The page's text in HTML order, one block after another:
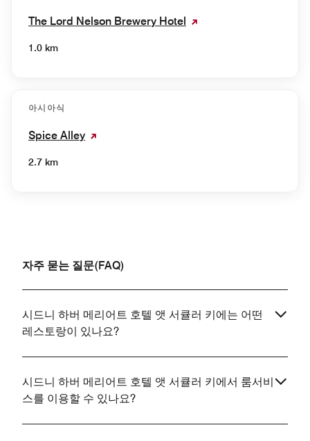
The Lord Nelson Brewery Hotel
1.0 km
아시아식
Spice Alley
2.7 km
자주 묻는 질문(FAQ)
시드니 하버 메리어트 호텔 앳 서큘러 키에는 어떤
레스토랑이 있나요?
시드니 하버 메리어트 호텔 앳 서큘러 키에서 룸서비
스를 이용할 수 있나요?